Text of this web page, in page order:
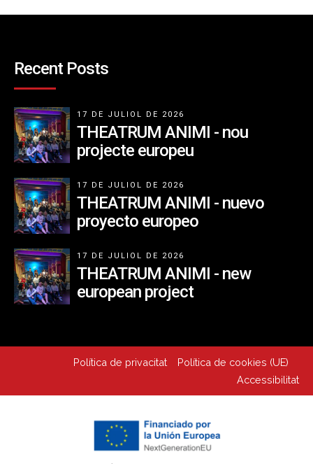
Recent Posts
17 DE JULIOL DE 2026
THEATRUM ANIMI - nou
projecte europeu
17 DE JULIOL DE 2026
THEATRUM ANIMI - nuevo
proyecto europeo
17 DE JULIOL DE 2026
THEATRUM ANIMI - new
european project
Política de privacitat
Política de cookies (UE)
Accessibilitat